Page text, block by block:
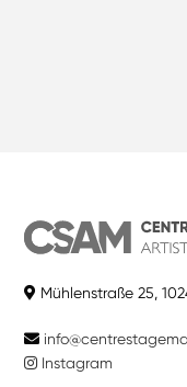
Mühlenstraße 25,
Instagram